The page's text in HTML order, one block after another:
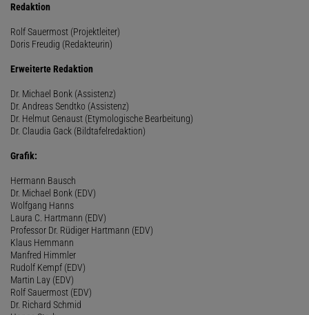
Redaktion
Rolf Sauermost (Projektleiter)
Doris Freudig (Redakteurin)
Erweiterte Redaktion
Dr. Michael Bonk (Assistenz)
Dr. Andreas Sendtko (Assistenz)
Dr. Helmut Genaust (Etymologische Bearbeitung)
Dr. Claudia Gack (Bildtafelredaktion)
Grafik:
Hermann Bausch
Dr. Michael Bonk (EDV)
Wolfgang Hanns
Laura C. Hartmann (EDV)
Professor Dr. Rüdiger Hartmann (EDV)
Klaus Hemmann
Manfred Himmler
Rudolf Kempf (EDV)
Martin Lay (EDV)
Rolf Sauermost (EDV)
Dr. Richard Schmid